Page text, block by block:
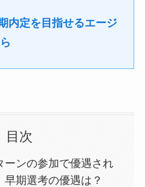
内定を目指せるエージ
目次
ーンの参加で優遇され
早期選考の優遇は？